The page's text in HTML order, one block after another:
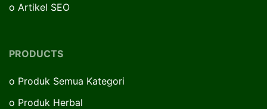
o Artikel SEO
PRODUCTS
o Produk Semua Kategori
o Produk Herbal